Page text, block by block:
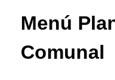
Menú
Comunal